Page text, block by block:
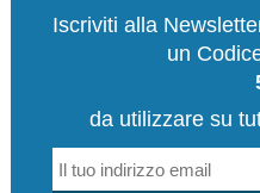
Iscriviti alla
un
da utilizzare su